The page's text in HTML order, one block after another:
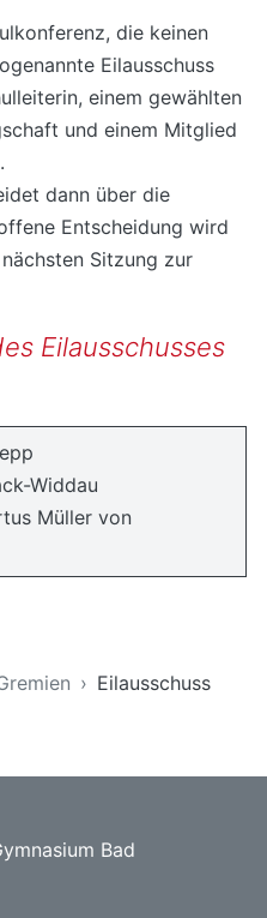
die keinen
Eilausschuss
einem gewählten
und einem Mitglied
dann über die
Entscheidung wird
Sitzung zur
Eilausschusses
Widdau
Müller von
Eilausschuss